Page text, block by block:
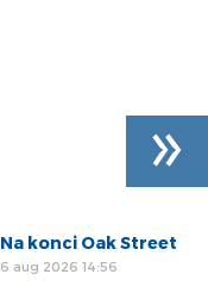
Na konci Oak Street
6 aug 2026 14:56
»